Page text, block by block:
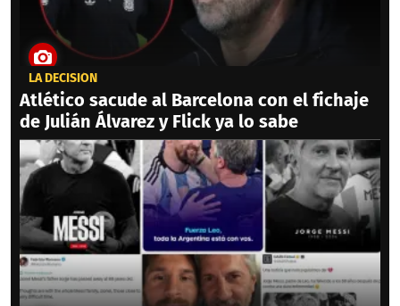
LA DECISIÓN
Atlético sacude al Barcelona con el fichaje
de Julián Álvarez y Flick ya lo sabe